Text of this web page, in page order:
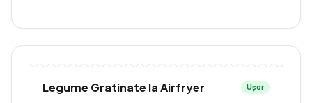
Legume Gratinate la Airfryer Ușor